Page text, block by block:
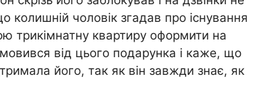
колишній чоловік згадав про існування
трикімнатну квартиру оформити на
від цього подарунка і каже, що
його, так як він завжди знає, як